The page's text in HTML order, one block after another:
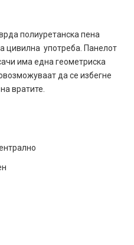
полиуретанска пена
цивилна употреба. Панелот
има една геометриска
да се избегне
вратите.